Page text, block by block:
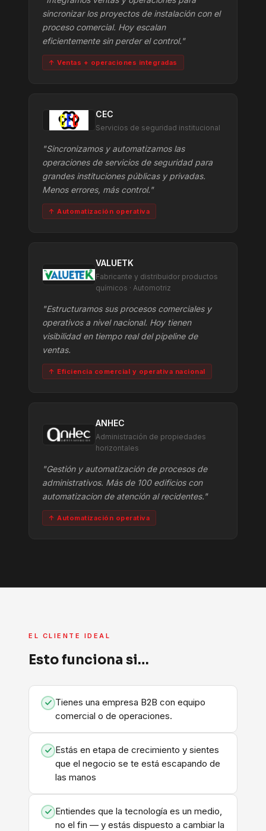
sincronizar los proyectos de instalación con el
proceso comercial. Hoy escalan
eficientemente sin perder el control."
↑ Ventas + operaciones integradas
CEC
Servicios de seguridad institucional
"Sincronizamos y automatizamos las
operaciones de servicios de seguridad para
grandes instituciones públicas y privadas.
Menos errores, más control."
↑ Automatización operativa
VALUETK
Fabricante y distribuidor productos
químicos · Automotriz
"Estructuramos sus procesos comerciales y
operativos a nivel nacional. Hoy tienen
visibilidad en tiempo real del pipeline de
ventas.
↑ Eficiencia comercial y operativa nacional
ANHEC
Administración de propiedades
horizontales
"Gestión y automatización de procesos de
administrativos. Más de 100 edificios con
automatizacion de atención al recidentes."
↑ Automatización operativa
EL CLIENTE IDEAL
Esto funciona si…
Tienes una empresa B2B con equipo
comercial o de operaciones.
Estás en etapa de crecimiento y sientes
que el negocio se te está escapando de
las manos
Entiendes que la tecnología es un medio,
no el fin — y estás dispuesto a cambiar la